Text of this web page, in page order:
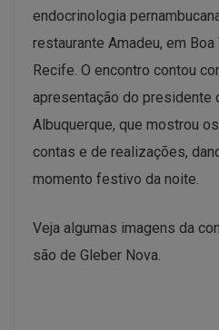
endocrinologia
restaurante Amadeu, em
Recife. O encontro contou
apresentação do presidente
Albuquerque, que mostrou
contas e de realizações,
momento festivo da noite.
Veja algumas imagens da
são de Gleber Nova.